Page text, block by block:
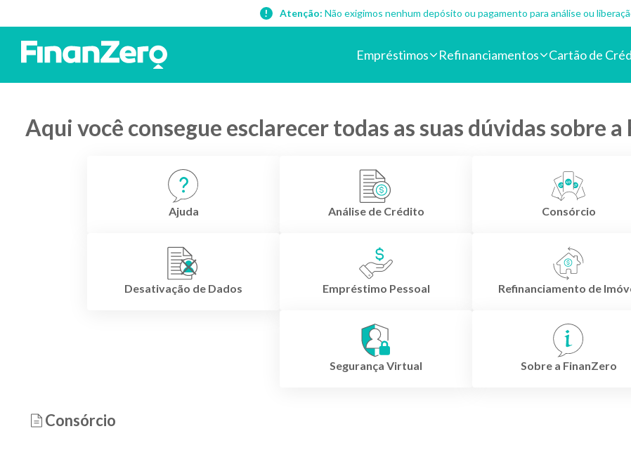
Atenção: Não exigimos nenhum depósito ou pagamento para análise ou
Empréstimos Refinanciamentos Cartão de
Aqui você consegue esclarecer todas as suas dúvidas sobre
Ajuda Análise de Crédito Consórcio
Desativação de Dados Empréstimo Pessoal Refinanciamento de
Segurança Virtual Sobre a FinanZero
Consórcio